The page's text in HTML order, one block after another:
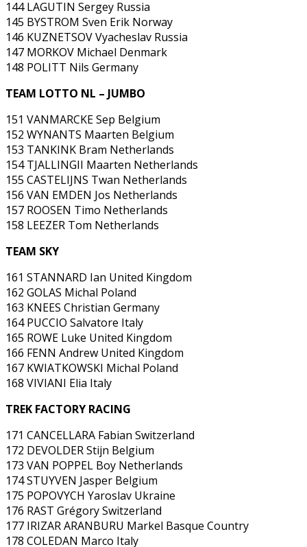
144 LAGUTIN Sergey Russia
145 BYSTROM Sven Erik Norway
146 KUZNETSOV Vyacheslav Russia
147 MORKOV Michael Denmark
148 POLITT Nils Germany
TEAM LOTTO NL – JUMBO
151 VANMARCKE Sep Belgium
152 WYNANTS Maarten Belgium
153 TANKINK Bram Netherlands
154 TJALLINGII Maarten Netherlands
155 CASTELIJNS Twan Netherlands
156 VAN EMDEN Jos Netherlands
157 ROOSEN Timo Netherlands
158 LEEZER Tom Netherlands
TEAM SKY
161 STANNARD Ian United Kingdom
162 GOLAS Michal Poland
163 KNEES Christian Germany
164 PUCCIO Salvatore Italy
165 ROWE Luke United Kingdom
166 FENN Andrew United Kingdom
167 KWIATKOWSKI Michal Poland
168 VIVIANI Elia Italy
TREK FACTORY RACING
171 CANCELLARA Fabian Switzerland
172 DEVOLDER Stijn Belgium
173 VAN POPPEL Boy Netherlands
174 STUYVEN Jasper Belgium
175 POPOVYCH Yaroslav Ukraine
176 RAST Grégory Switzerland
177 IRIZAR ARANBURU Markel Basque Country
178 COLEDAN Marco Italy